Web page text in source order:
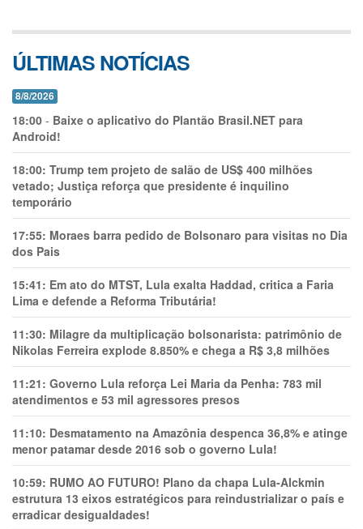
ÚLTIMAS NOTÍCIAS
8/8/2026
18:00 - Baixe o aplicativo do Plantão Brasil.NET para
Android!
18:00: Trump tem projeto de salão de US$ 400 milhões
vetado; Justiça reforça que presidente é inquilino
temporário
17:55: Moraes barra pedido de Bolsonaro para visitas no Dia
dos Pais
15:41: Em ato do MTST, Lula exalta Haddad, critica a Faria
Lima e defende a Reforma Tributária!
11:30: Milagre da multiplicação bolsonarista: patrimônio de
Nikolas Ferreira explode 8.850% e chega a R$ 3,8 milhões
11:21: Governo Lula reforça Lei Maria da Penha: 783 mil
atendimentos e 53 mil agressores presos
11:10: Desmatamento na Amazônia despenca 36,8% e atinge
menor patamar desde 2016 sob o governo Lula!
10:59: RUMO AO FUTURO! Plano da chapa Lula-Alckmin
estrutura 13 eixos estratégicos para reindustrializar o país e
erradicar desigualdades!